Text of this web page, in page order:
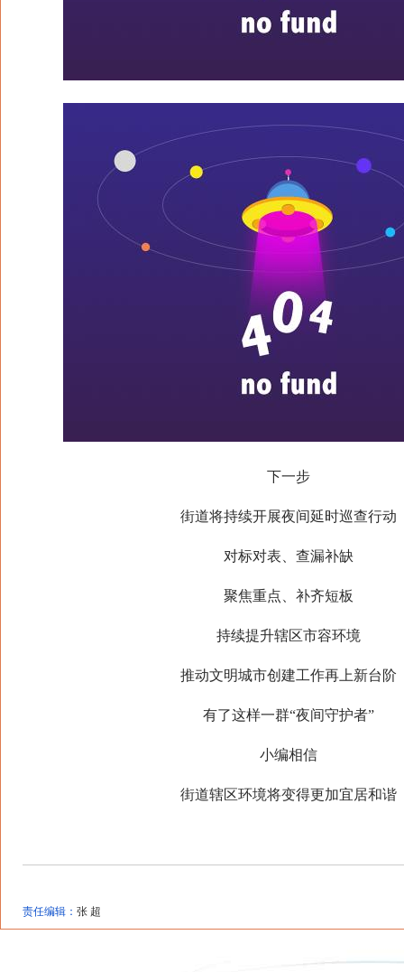
下一步
街道将持续开展夜间延时巡查行动
对标对表、查漏补缺
聚焦重点、补齐短板
持续提升辖区市容环境
推动文明城市创建工作再上新台阶
有了这样一群“夜间守护者”
小编相信
街道辖区环境将变得更加宜居和谐
责任编辑： 张 超